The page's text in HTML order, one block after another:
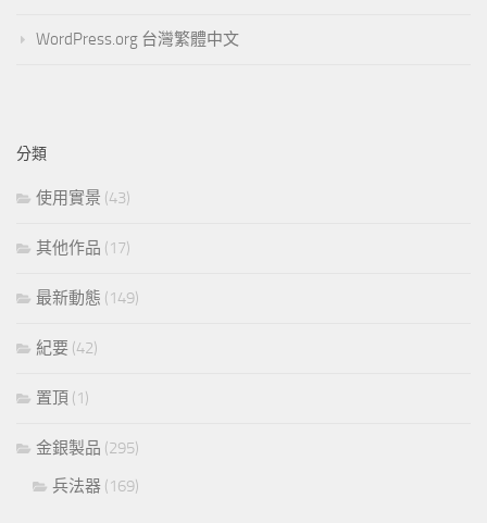
WordPress.org 台灣繁體中文
分類
使用實景 (43)
其他作品 (17)
最新動態 (149)
紀要 (42)
置頂 (1)
金銀製品 (295)
兵法器 (169)